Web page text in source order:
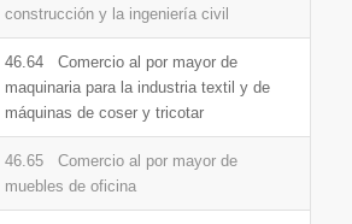
construcción y la ingeniería civil
46.64 Comercio al por mayor de
maquinaria para la industria textil y de
máquinas de coser y tricotar
46.65 Comercio al por mayor de
muebles de oficina